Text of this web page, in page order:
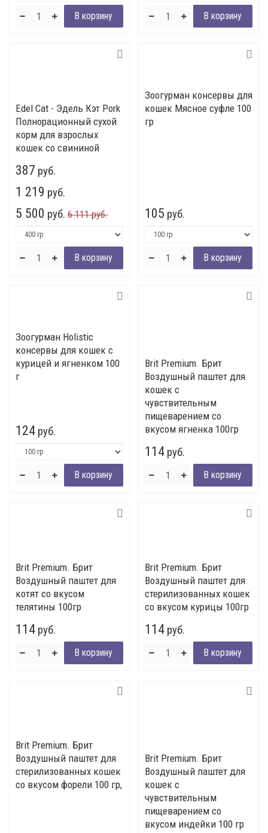
Edel Cat - Эдель Кэт Pork
Полнорационный сухой
корм для взрослых
кошек со свининой
387 руб.
1 219 руб.
5 500 руб. 6 111 руб.
Зоогурман консервы для
кошек Мясное суфле 100
гр
105 руб.
Зоогурман Holistic
консервы для кошек c
курицей и ягненком 100
г
124 руб.
Brit Premium. Брит
Воздушный паштет для
кошек с
чувствительным
пищеварением со
вкусом ягненка 100гр
114 руб.
Brit Premium. Брит
Воздушный паштет для
котят со вкусом
телятины 100гр
114 руб.
Brit Premium. Брит
Воздушный паштет для
стерилизованных кошек
со вкусом курицы 100гр
114 руб.
Brit Premium. Брит
Воздушный паштет для
стерилизованных кошек
со вкусом форели 100 гр,
Brit Premium. Брит
Воздушный паштет для
кошек с
чувствительным
пищеварением со
вкусом индейки 100 гр